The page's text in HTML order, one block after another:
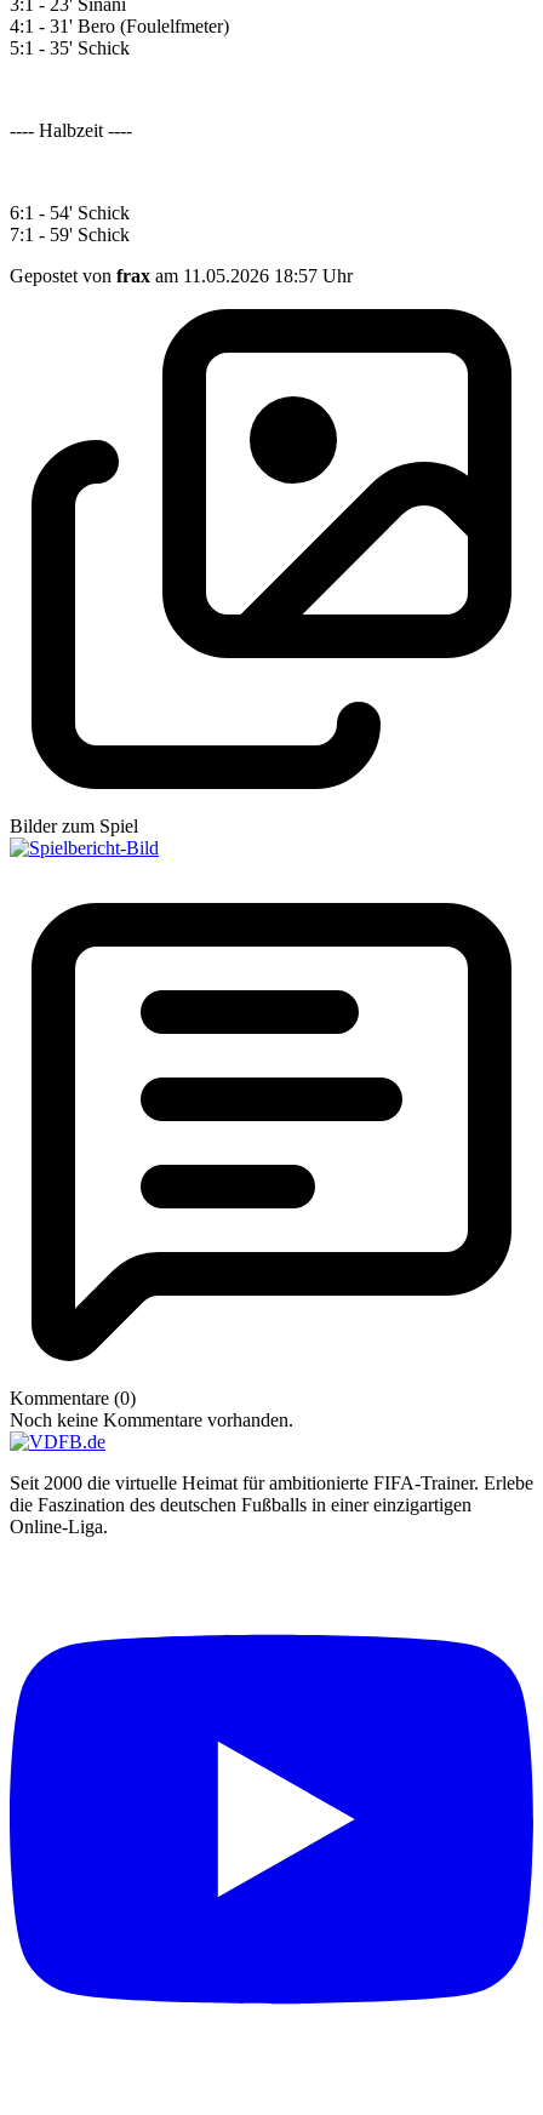
4:1 - 31' Bero (Foulelfmeter)
5:1 - 35' Schick
---- Halbzeit ----
6:1 - 54' Schick
7:1 - 59' Schick
Gepostet von frax am 11.05.2026 18:57 Uhr
Bilder zum Spiel
Kommentare (0)
Noch keine Kommentare vorhanden.
Seit 2000 die virtuelle Heimat für ambitionierte FIFA-Trainer. Erlebe
die Faszination des deutschen Fußballs in einer einzigartigen
Online-Liga.